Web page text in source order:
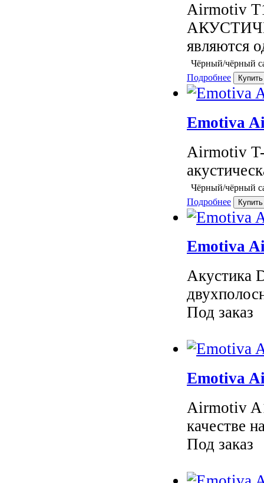
Airmotiv
являются
Чёрный/чёрный
Подробнее
Emotiva
Airmotiv
Чёрный/чёрный
Подробнее
Emotiva
Акустика
Под заказ
Emotiva
Airmotiv
качестве
Под заказ